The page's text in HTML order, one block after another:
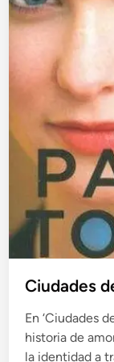
Ciudades
En ‘Ciudades
historia de
la identidad a